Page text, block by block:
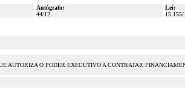
Autógrafo:
44/12
Lei:
15.155/
AUTORIZA O PODER EXECUTIVO A CONTRATAR